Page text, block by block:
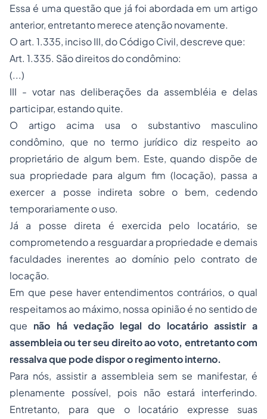
Essa é uma questão que já foi abordada em um artigo
anterior, entretanto merece atenção novamente.
O art. 1.335, inciso III, do Código Civil, descreve que:
Art. 1.335. São direitos do condômino:
(...)
III - votar nas deliberações da assembléia e delas
participar, estando quite.
O artigo acima usa o substantivo masculino
condômino, que no termo jurídico diz respeito ao
proprietário de algum bem. Este, quando dispõe de
sua propriedade para algum fim (locação), passa a
exercer a posse indireta sobre o bem, cedendo
temporariamente o uso.
Já a posse direta é exercida pelo locatário, se
comprometendo a resguardar a propriedade e demais
faculdades inerentes ao domínio pelo contrato de
locação.
Em que pese haver entendimentos contrários, o qual
respeitamos ao máximo, nossa opinião é no sentido de
que não há vedação legal do locatário assistir a
assembleia ou ter seu direito ao voto, entretanto com
ressalva que pode dispor o regimento interno.
Para nós, assistir a assembleia sem se manifestar, é
plenamente possível, pois não estará interferindo.
Entretanto, para que o locatário expresse suas